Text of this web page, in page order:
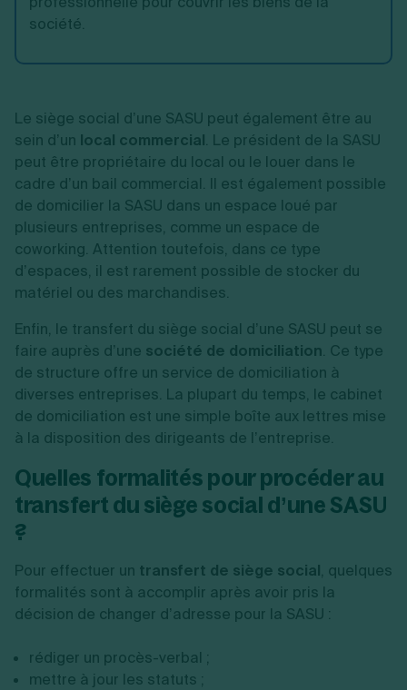
société.
Le siège social d’une SASU peut également être au
sein d’un local commercial. Le président de la SASU
peut être propriétaire du local ou le louer dans le
cadre d’un bail commercial. Il est également possible
de domicilier la SASU dans un espace loué par
plusieurs entreprises, comme un espace de
coworking. Attention toutefois, dans ce type
d’espaces, il est rarement possible de stocker du
matériel ou des marchandises.
Enfin, le transfert du siège social d’une SASU peut se
faire auprès d’une société de domiciliation. Ce type
de structure offre un service de domiciliation à
diverses entreprises. La plupart du temps, le cabinet
de domiciliation est une simple boîte aux lettres mise
à la disposition des dirigeants de l’entreprise.
Quelles formalités pour procéder au
transfert du siège social d’une SASU
?
Pour effectuer un transfert de siège social, quelques
formalités sont à accomplir après avoir pris la
décision de changer d’adresse pour la SASU :
rédiger un procès-verbal ;
mettre à jour les statuts ;